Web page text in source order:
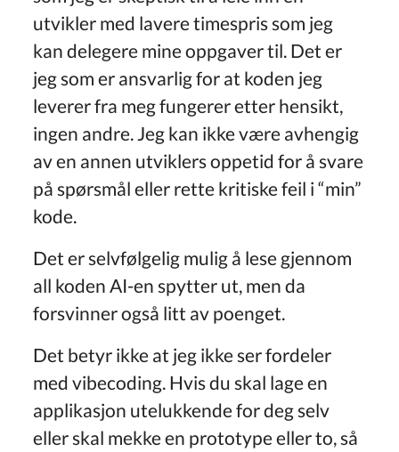
utvikler med lavere timespris som jeg
kan delegere mine oppgaver til. Det er
jeg som er ansvarlig for at koden jeg
leverer fra meg fungerer etter hensikt,
ingen andre. Jeg kan ikke være avhengig
av en annen utviklers oppetid for å svare
på spørsmål eller rette kritiske feil i “min”
kode.
Det er selvfølgelig mulig å lese gjennom
all koden AI-en spytter ut, men da
forsvinner også litt av poenget.
Det betyr ikke at jeg ikke ser fordeler
med vibecoding. Hvis du skal lage en
applikasjon utelukkende for deg selv
eller skal mekke en prototype eller to, så